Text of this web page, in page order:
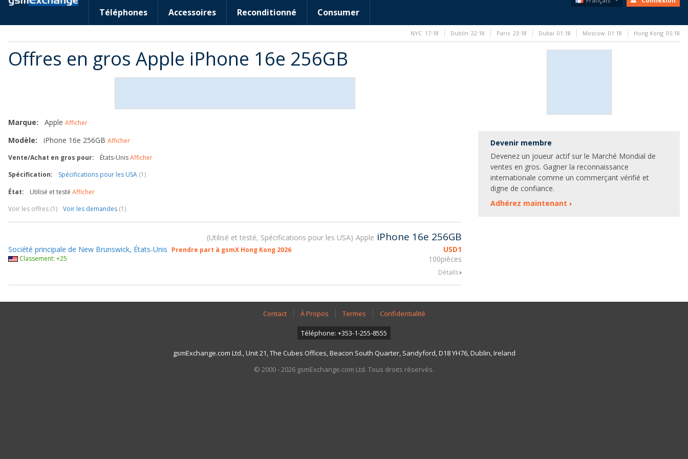
Téléphones Accessoires Reconditionné Consumer
Offres en gros Apple iPhone 16e 256GB
Marque: Apple Afficher
Modèle: iPhone 16e 256GB Afficher
Vente/Achat en gros pour:
États-UnisAfficher
Spécification:
Spécifications pour les USA (1)
État:
Utilisé et testé Afficher
Voir les offres (1)
Voir les demandes (1)
Utilisé et testé, Spécifications pour les USA Apple iPhone 16e 256GB
USD1
100pièces
Société principale de New Brunswick, États-Unis Prendre part à gsmX Hong Kong 2026
Classement: +25
Détails
Devenir membre
Devenez un joueur actif sur le Marché Mondial de
ventes en gros. Gagner la reconnaissance
internationale comme un commerçant vérifié et
digne de confiance.
Adhérez maintenant
Contact À Propos Termes Confidentialité
Téléphone: +353-1-255-8555
gsmExchange.com Ltd., Unit 21, The Cubes Offices, Beacon South Quarter, Sandyford, D18 YH76, Dublin, Ireland
© 2000 - 2026 gsmExchange.com Ltd. Tous droits réservés.
NYC 17:18 Dublin 22:18 Paris 23:18 Dubai 01:18 Moscow 01:18 Hong Kong 05:18